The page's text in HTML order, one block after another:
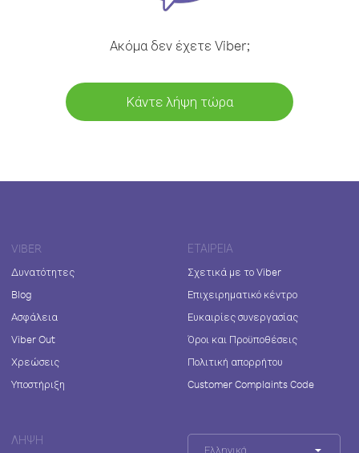
Ακόμα δεν έχετε Viber;
Κάντε λήψη τώρα
VIBER
Δυνατότητες
Blog
Ασφάλεια
Viber Out
Χρεώσεις
Υποστήριξη
ΕΤΑΙΡΕΊΑ
Σχετικά με το Viber
Επιχειρηματικό κέντρο
Ευκαιρίες συνεργασίας
Όροι και Προϋποθέσεις
Πολιτική απορρήτου
Customer Complaints Code
ΛΉΨΗ
Ελληνικά